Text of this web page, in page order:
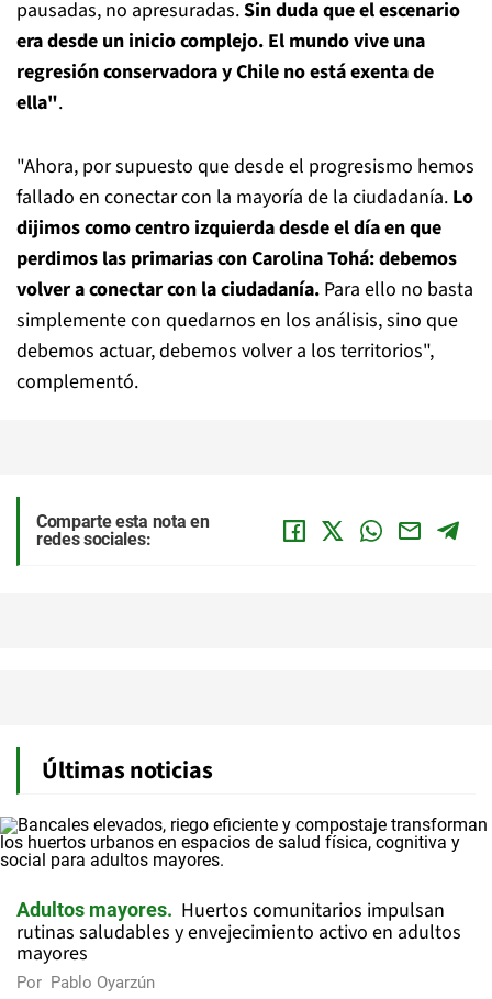
pausadas, no apresuradas.Sin duda que el escenario
era desde un inicio complejo. El mundo vive una
regresión conservadora y Chile no está exenta de
ella".
"Ahora, por supuesto que desde el progresismo hemos
fallado en conectar con la mayoría de la ciudadanía. Lo
dijimos como centro izquierda desde el día en que
perdimos las primarias con Carolina Tohá: debemos
volver a conectar con la ciudadanía. Para ello no basta
simplemente con quedarnos en los análisis, sino que
debemos actuar, debemos volver a los territorios",
complementó.
Comparte esta nota en
redes sociales:
Últimas noticias
Adultos mayores
Huertos comunitarios impulsan
rutinas saludables y envejecimiento activo en adultos
mayores
Por Pablo Oyarzún